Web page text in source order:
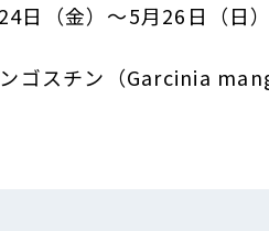
日（金）〜5月26日（日
ンゴスチン（Garcinia